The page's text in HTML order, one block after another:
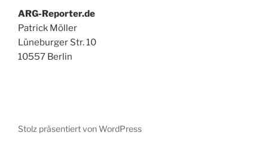
ARG-Reporter.de
Patrick Möller
Lüneburger Str. 10
10557 Berlin
Stolz präsentiert von WordPress